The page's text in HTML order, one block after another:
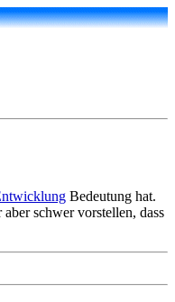
Bedeutung hat.
schwer vorstellen, dass